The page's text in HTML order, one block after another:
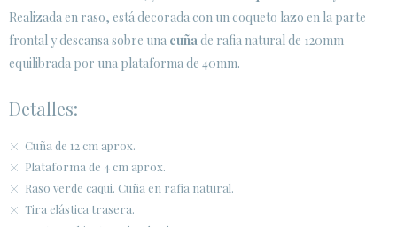
Realizada en raso, está decorada con un coqueto lazo en la parte
frontal y descansa sobre una cuñade rafia natural de 120mm
equilibrada por una plataforma de 40mm.
Detalles:
Cuña de 12 cm aprox.
Plataforma de 4 cm aprox.
Raso verde caqui. Cuña en rafia natural.
Tira elástica trasera.